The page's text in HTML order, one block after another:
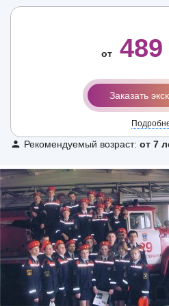
от 489
Заказать
Рекомендуемый возраст: от 7